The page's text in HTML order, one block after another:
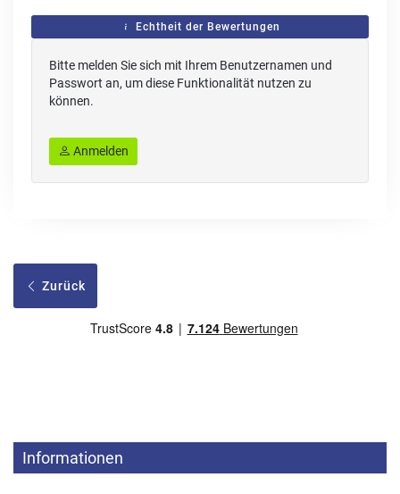
Echtheit der Bewertungen
Bitte melden Sie sich mit Ihrem Benutzernamen und
Passwort an, um diese Funktionalität nutzen zu
können.
Anmelden
Zurück
Informationen